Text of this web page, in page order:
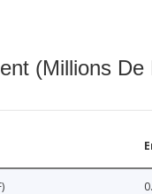
(Millions De